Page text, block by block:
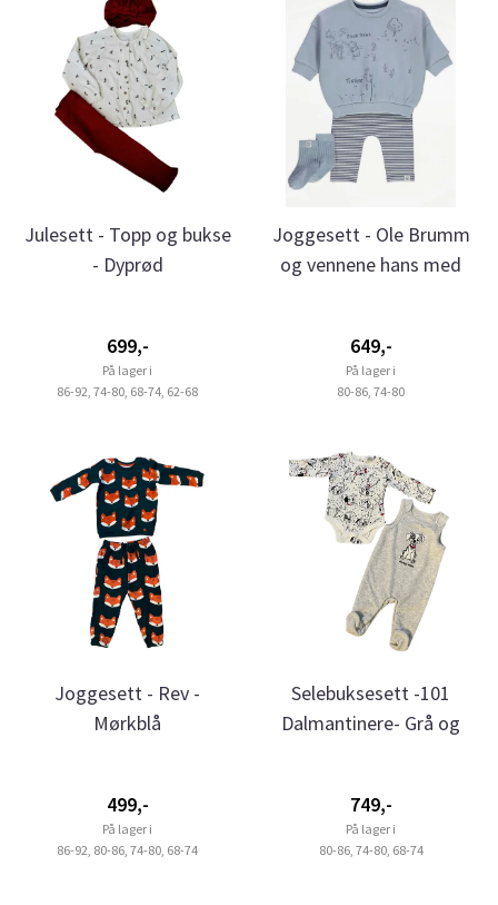
Julesett - Topp og bukse
- Dyprød
699,-
På lager i
86-92, 74-80, 68-74, 62-68
Joggesett - Ole Brumm
og vennene hans med
649,-
På lager i
80-86, 74-80
Joggesett - Rev -
Mørkblå
499,-
På lager i
86-92, 80-86, 74-80, 68-74
Selebuksesett -101
Dalmantinere- Grå og
749,-
På lager i
80-86, 74-80, 68-74